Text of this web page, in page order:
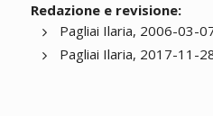
Redazione e revisione:
Pagliai Ilaria, 2006-03-
Pagliai Ilaria, 2017-11-